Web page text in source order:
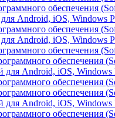
обеспечения
Android, iOS, Windows
обеспечения
Android, iOS, Windows
обеспечения
обеспечения
Android, iOS, Windows
обеспечения
обеспечения
Android, iOS, Windows
обеспечения